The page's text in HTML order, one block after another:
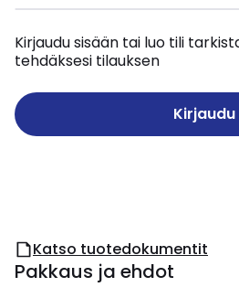
Kirjaudu sisään tai luo tili
tehdäksesi tilauksen
Kirjaudu
Katso tuotedokumentit
Pakkaus ja ehdot